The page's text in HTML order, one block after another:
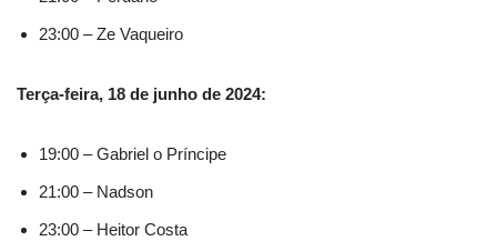
23:00 – Ze Vaqueiro
Terça-feira, 18 de junho de 2024:
19:00 – Gabriel o Príncipe
21:00 – Nadson
23:00 – Heitor Costa